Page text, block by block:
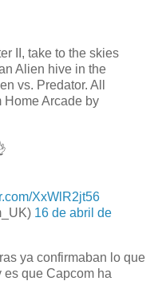
II, take to the skies
Alien hive in the
vs. Predator. All
Home Arcade by
XxWlR2jt56
16 de abril de
ya confirmaban lo que
es que Capcom ha